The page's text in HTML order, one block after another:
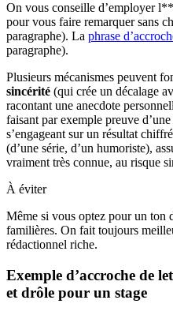
On vous conseille d’employer
pour vous faire remarquer sans
paragraphe). La phrase
paragraphe).
Plusieurs mécanismes peuvent
sincérité (qui crée un décalage
racontant une anecdote
faisant par exemple preuve
s’engageant sur un résultat
(d’une série, d’un humoriste),
vraiment très connue, au risque
À éviter
Même si vous optez pour un ton
familières. On fait toujours
rédactionnel riche.
Exemple d’accroche de
et drôle pour un stage